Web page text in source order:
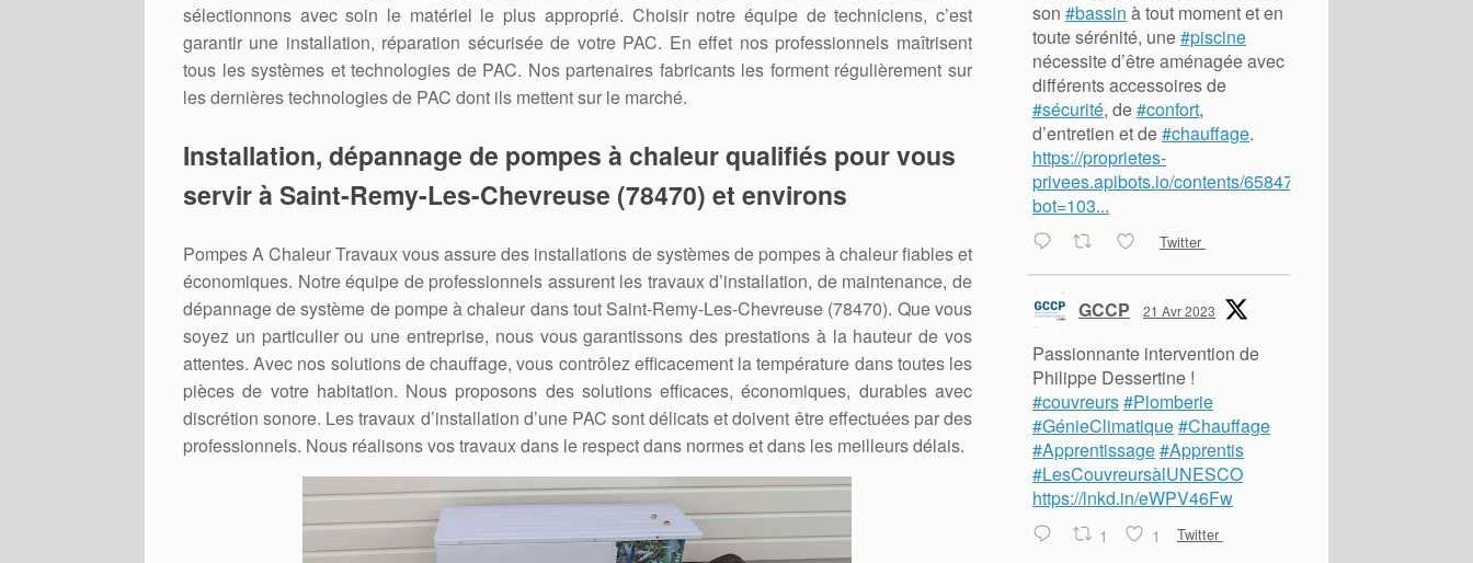
sélectionnons avec soin le matériel le plus approprié. Choisir notre équipe de techniciens, c’est
garantir une installation, réparation sécurisée de votre PAC. En effet nos professionnels maîtrisent
tous les systèmes et technologies de PAC. Nos partenaires fabricants les forment régulièrement sur
les dernières technologies de PAC dont ils mettent sur le marché.
Installation, dépannage de pompes à chaleur qualifiés pour vous
servir à Saint-Remy-Les-Chevreuse (78470) et environs
Pompes A Chaleur Travaux vous assure des installations de systèmes de pompes à chaleur fiables et
économiques. Notre équipe de professionnels assurent les travaux d’installation, de maintenance, de
dépannage de système de pompe à chaleur dans tout Saint-Remy-Les-Chevreuse (78470). Que vous
soyez un particulier ou une entreprise, nous vous garantissons des prestations à la hauteur de vos
attentes. Avec nos solutions de chauffage, vous contrôlez efficacement la température dans toutes les
pièces de votre habitation. Nous proposons des solutions efficaces, économiques, durables avec
discrétion sonore. Les travaux d’installation d’une PAC sont délicats et doivent être effectuées par des
professionnels. Nous réalisons vos travaux dans le respect dans normes et dans les meilleurs délais.
son#bassin à tout moment et en
toute sérénité, une#piscine
nécessite d’être aménagée avec
différents accessoires de
#sécurité, de#confort,
d’entretien et de#chauffage.
https://proprietes-
privees.apibots.io/contents/65847?
bot=103...
Twitter
GCCP 21 Avr 2023
Passionnante intervention de
Philippe Dessertine !
#couvreurs#Plomberie
#GénieClimatique#Chauffage
#Apprentissage#Apprentis
#LesCouvreursàlUNESCO
https://lnkd.in/eWPV46Fw
1 1 Twitter